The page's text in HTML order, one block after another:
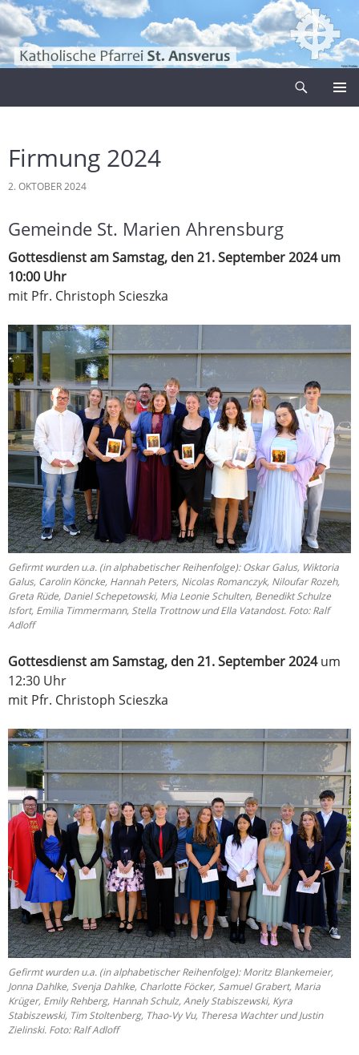
Zum
Inhalt
springen
Firmung 2024
2. OKTOBER 2024
Gemeinde St. Marien Ahrensburg
Gottesdienst am Samstag, den 21. September 2024 um
10:00 Uhr
mit Pfr. Christoph Scieszka
Gefirmt wurden u.a. (in alphabetischer Reihenfolge): Oskar Galus, Wiktoria
Galus, Carolin Köncke, Hannah Peters, Nicolas Romanczyk, Niloufar Rozeh,
Greta Rüde, Daniel Schepetowski, Mia Leonie Schulten, Benedikt Schulze
Isfort, Emilia Timmermann, Stella Trottnow und Ella Vatandost. Foto: Ralf
Adloff
Gottesdienst am Samstag, den 21. September 2024um
12:30 Uhr
mit Pfr. Christoph Scieszka
Gefirmt wurden u.a. (in alphabetischer Reihenfolge): Moritz Blankemeier,
Jonna Dahlke, Svenja Dahlke, Charlotte Föcker, Samuel Grabert, Maria
Krüger, Emily Rehberg, Hannah Schulz, Anely Stabiszewski, Kyra
Stabiszewski, Tim Stoltenberg, Thao-Vy Vu, Theresa Wachter und Justin
Zielinski. Foto: Ralf Adloff